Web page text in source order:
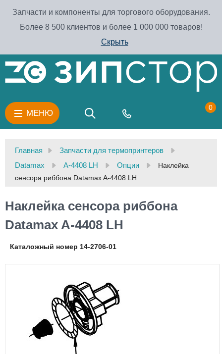
Запчасти и компоненты для торгового оборудования.
Более 8 500 клиентов и более 1 000 000 товаров!
Скрыть
МЕНЮ
0
Главная
Запчасти для термопринтеров
Datamax
A-4408 LH Опции
Наклейка
сенсора риббона Datamax A-4408 LH
Наклейка сенсора риббона
Datamax A-4408 LH
Каталожный номер 14-2706-01